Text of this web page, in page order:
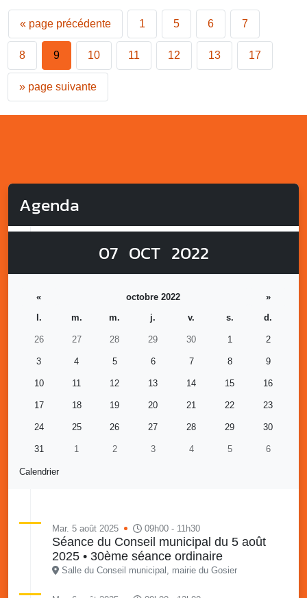
« page précédente 1 5 6 7
8 9 10 11 12 13 17
» page suivante
Agenda
07 OCT 2022
Calendrier
« octobre 2022
»
l.
m. m. j. v. s. d.
26 27 28 29 30 1 2
3 4 5 6 7 8 9
10 11 12 13 14 15 16
17 18 19 20 21 22 23
24 25 26 27 28 29 30
31 1 2 3 4 5 6
Mar. 5 août 2025 09h00 - 11h30
Séance du Conseil municipal du 5 août
2025 • 30ème séance ordinaire
Salle du Conseil municipal, mairie du Gosier